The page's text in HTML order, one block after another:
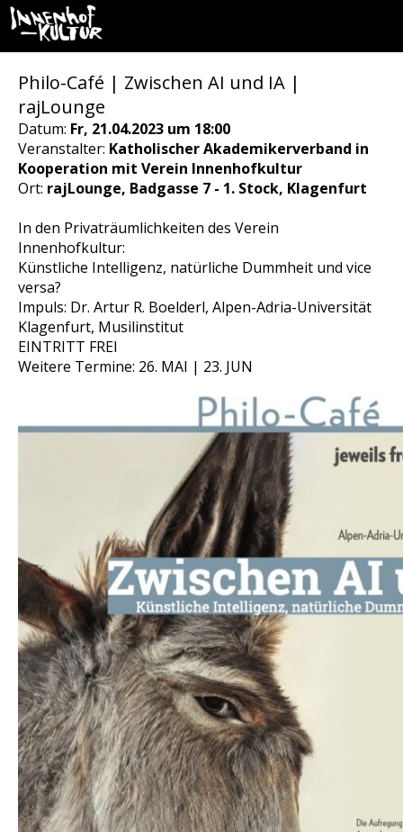
Philo-Café | Zwischen AI und IA |
rajLounge
Datum: Fr, 21.04.2023 um 18:00
Veranstalter: Katholischer Akademikerverband in
Kooperation mit Verein Innenhofkultur
Ort: rajLounge, Badgasse 7 - 1. Stock, Klagenfurt
In den Privaträumlichkeiten des Verein
Innenhofkultur:
Künstliche Intelligenz, natürliche Dummheit und vice
versa?
Impuls: Dr. Artur R. Boelderl, Alpen-Adria-Universität
Klagenfurt, Musilinstitut
EINTRITT FREI
Weitere Termine: 26. MAI | 23. JUN